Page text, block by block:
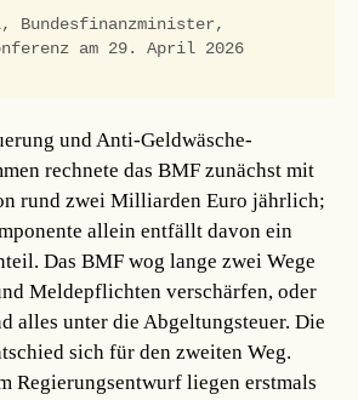
Bundesfinanzminister,
am 29. April 2026
und Anti-Geldwäsche-
rechnete das BMF zunächst mit
rund zwei Milliarden Euro jährlich;
allein entfällt davon ein
Das BMF wog lange zwei Wege
Meldepflichten verschärfen, oder
alles unter die Abgeltungsteuer. Die
sich für den zweiten Weg.
Regierungsentwurf liegen erstmals